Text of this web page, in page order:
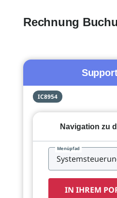
Rechnung
IC8954
Navigation zu
Menüpfad
IN IHREM